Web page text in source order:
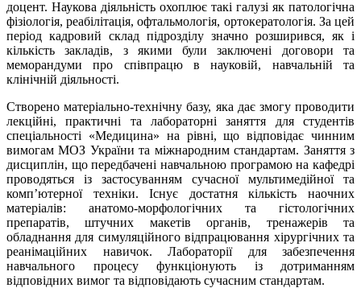
доцент. Наукова діяльність охоплює такі галузі як патологічна
фізіологія, реабілітація, офтальмологія, ортокератологія. За цей
період кадровий склад підрозділу значно розширився, як і
кількість закладів, з якими були заключені договори та
меморандуми про співпрацю в науковій, навчальній та
клінічній діяльності.
Створено матеріально-технічну базу, яка дає змогу проводити
лекційні, практичні та лабораторні заняття для студентів
спеціальності «Медицина» на рівні, що відповідає чинним
вимогам МОЗ України та міжнародним стандартам. Заняття з
дисциплін, що передбачені навчальною програмою на кафедрі
проводяться із застосуванням сучасної мультимедійної та
комп’ютерної техніки. Існує достатня кількість наочних
матеріалів: анатомо-морфологічних та гістологічних
препаратів, штучних макетів органів, тренажерів та
обладнання для симуляційного відпрацювання хірургічних та
реанімаційних навичок. Лабораторії для забезпечення
навчального процесу функціонують із дотриманням
відповідних вимог та відповідають сучасним стандартам.